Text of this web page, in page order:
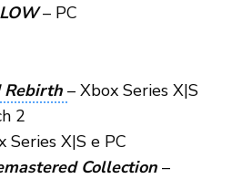
– PC
Rebirth – Xbox Series X|S
2
Series X|S e PC
Collection–